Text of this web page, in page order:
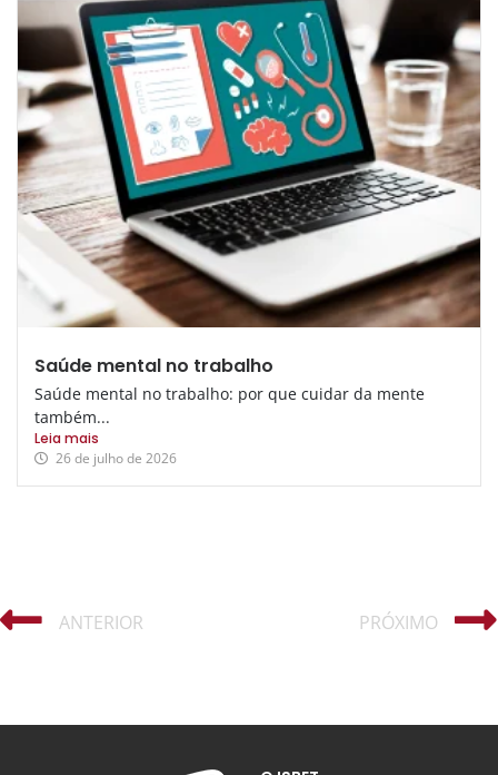
Saúde mental no trabalho
Saúde mental no trabalho: por que cuidar da mente
também...
Leia mais
26 de julho de 2026
ANTERIOR PRÓXIMO